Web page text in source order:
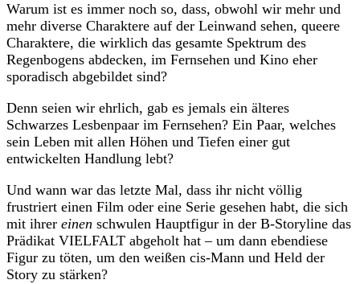
Warum ist es immer noch so, dass, obwohl wir mehr und
mehr diverse Charaktere auf der Leinwand sehen, queere
Charaktere, die wirklich das gesamte Spektrum des
Regenbogens abdecken, im Fernsehen und Kino eher
sporadisch abgebildet sind?
Denn seien wir ehrlich, gab es jemals ein älteres
Schwarzes Lesbenpaar im Fernsehen? Ein Paar, welches
sein Leben mit allen Höhen und Tiefen einer gut
entwickelten Handlung lebt?
Und wann war das letzte Mal, dass ihr nicht völlig
frustriert einen Film oder eine Serie gesehen habt, die sich
mit ihrer einen schwulen Hauptfigur in der B-Storyline das
Prädikat VIELFALT abgeholt hat – um dann ebendiese
Figur zu töten, um den weißen cis-Mann und Held der
Story zu stärken?